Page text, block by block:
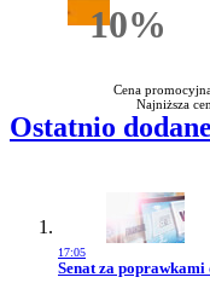
10%
Cena
Najniższa
Ostatnio dodane
17:05
Przejdź do artykułu:
Senat za poprawkami